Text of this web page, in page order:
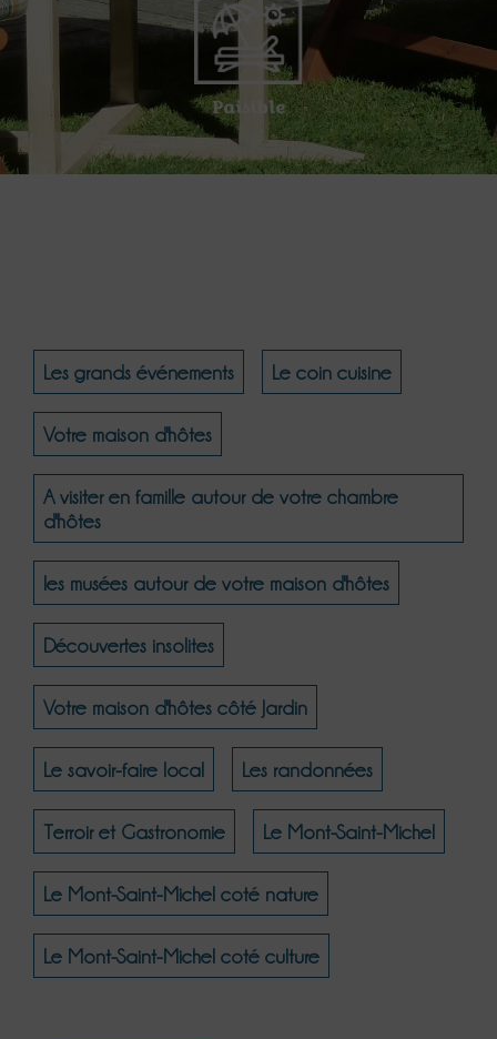
Paisible
Les grands événements Le coin cuisine
Votre maison d'hôtes
A visiter en famille autour de votre chambre
d'hôtes
les musées autour de votre maison d'hôtes
Découvertes insolites
Votre maison d'hôtes côté Jardin
Le savoir-faire local Les randonnées
Terroir et Gastronomie Le Mont-Saint-Michel
Le Mont-Saint-Michel coté nature
Le Mont-Saint-Michel coté culture